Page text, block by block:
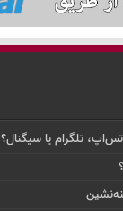
تلگرام یا سیگنال؟